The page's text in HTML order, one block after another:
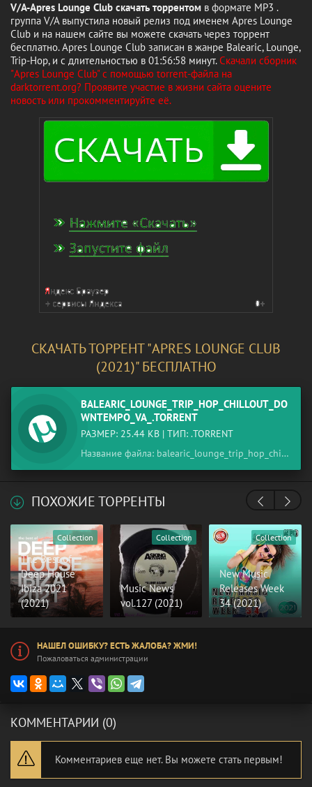
V/A-Apres Lounge Club скачать торрентом в формате MP3 .
группа V/A выпустила новый релиз под именем Apres Lounge
Club и на нашем сайте вы можете скачать через торрент
бесплатно. Apres Lounge Club записан в жанре Balearic, Lounge,
Trip-Hop, и с длительностью в 01:56:58 минут.Скачали сборник
"Apres Lounge Club" с помощью torrent-файла на
darktorrent.org? Проявите участие в жизни сайта оцените
новость или прокомментируйте её.
СКАЧАТЬ ТОРРЕНТ "APRES LOUNGE CLUB
(2021)" БЕСПЛАТНО
BALEARIC_LOUNGE_TRIP_HOP_CHILLOUT_DO
WNTEMPO_VA_.TORRENT
РАЗМЕР: 25.44 KB | ТИП: .TORRENT
Название файла: balearic_lounge_trip_hop_chillout_downtempo_va_.torrent
ПОХОЖИЕ ТОРРЕНТЫ
The Best of
Deep House
Ibiza 2021
(2021)
Collection
Music News
vol.127 (2021)
Collection
New Music
Releases Week
34 (2021)
Collection
НАШЕЛ ОШИБКУ? ЕСТЬ ЖАЛОБА? ЖМИ!
Пожаловаться администрации
КОММЕНТАРИИ (0)
Комментариев еще нет. Вы можете стать первым!